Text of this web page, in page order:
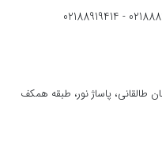
-
02188919414
طالقانی، پاساژ نور، طبقه همکف